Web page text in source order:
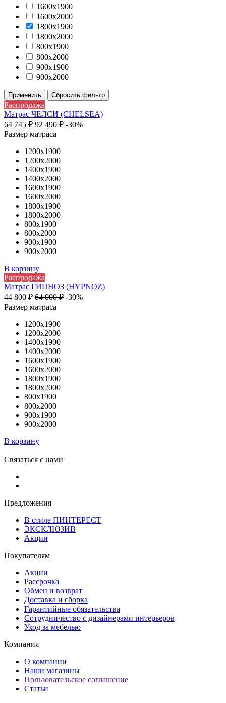
1600х1900
1600х2000
1800х1900
1800х2000
800х1900
800х2000
900х1900
900х2000
Применить Сбросить фильтр
Распродажа
Матрас ЧЕЛСИ (CHELSEA)
64 745 ₽ 92 490₽ -30%
Размер матраса
1200х1900
1200х2000
1400х1900
1400х2000
1600х1900
1600х2000
1800х1900
1800х2000
800х1900
800х2000
900х1900
900х2000
В корзину
Распродажа
Матрас ГИПНОЗ (HYPNOZ)
44 800 ₽ 64 000₽ -30%
Размер матраса
1200х1900
1200х2000
1400х1900
1400х2000
1600х1900
1600х2000
1800х1900
1800х2000
800х1900
800х2000
900х1900
900х2000
В корзину
Связаться с нами
Предложения
В стиле ПИНТЕРЕСТ
ЭКСКЛЮЗИВ
Акции
Покупателям
Акции
Рассрочка
Обмен и возврат
Доставка и сборка
Гарантийные обязательства
Сотрудничество с дизайнерами интерьеров
Уход за мебелью
Компания
О компании
Наши магазины
Пользовательское соглашение
Статьи